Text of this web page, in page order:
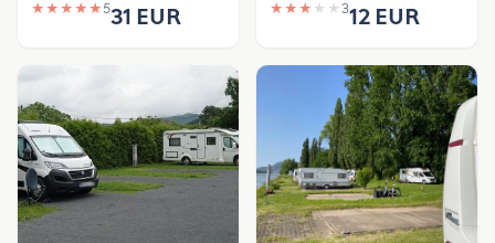
★ ★ ★ ★ ★531 EUR ★ ★ ★ ★ ★ 312 EUR